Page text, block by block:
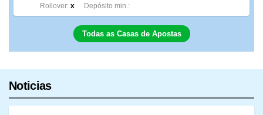
x
Rollover Depósito min.
Todas as Casas de Apostas
Noticias